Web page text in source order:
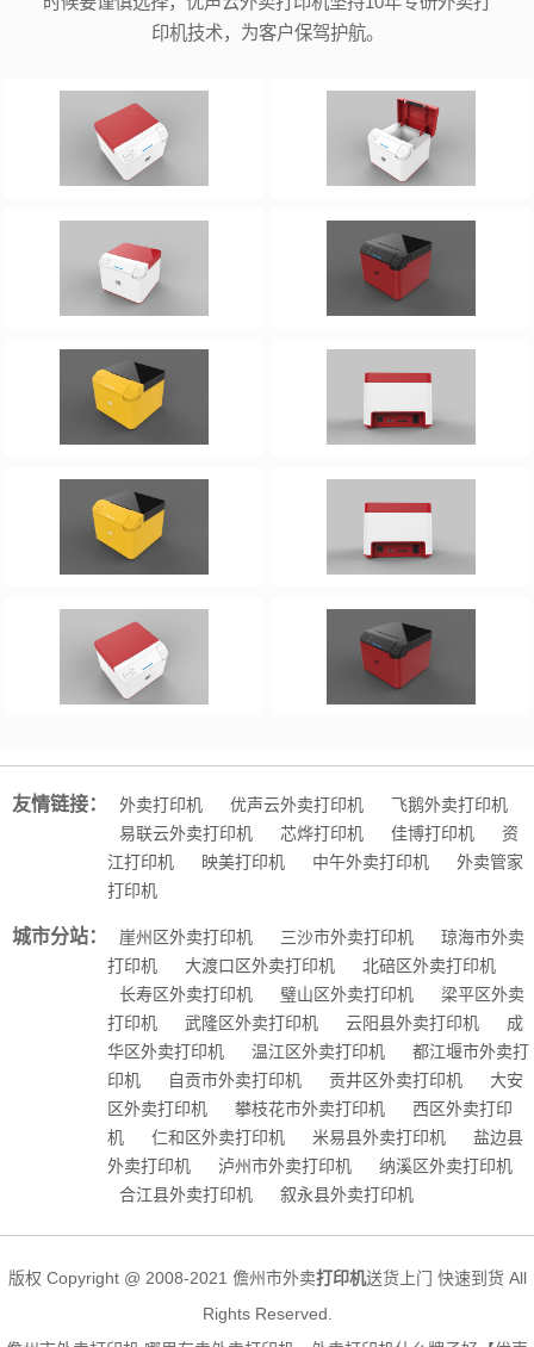
印机技术，为客户保驾护航。
友情链接： 外卖打印机 优声云外卖打印机
飞鹅外卖打印机
易联云外卖打印机
芯烨打印机 佳博打印机
资
江打印机
映美打印机 中午外卖打印机
外卖管家
打印机
城市分站： 崖州区外卖打印机 三沙市外卖打印机
琼海市外卖
打印机
大渡口区外卖打印机
北碚区外卖打印机
长寿区外卖打印机
璧山区外卖打印机
梁平区外卖
打印机
武隆区外卖打印机 云阳县外卖打印机
成
华区外卖打印机
温江区外卖打印机
都江堰市外卖打
印机
自贡市外卖打印机 贡井区外卖打印机
大安
区外卖打印机
攀枝花市外卖打印机
西区外卖打印
机
仁和区外卖打印机 米易县外卖打印机
盐边县
外卖打印机
泸州市外卖打印机
纳溪区外卖打印机
合江县外卖打印机
叙永县外卖打印机
版权 Copyright @ 2008-2021 儋州市外卖打印机送货上门 快速到货 All
Rights Reserved.